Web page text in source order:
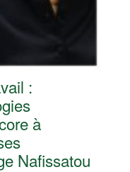
:
à
Nafissatou